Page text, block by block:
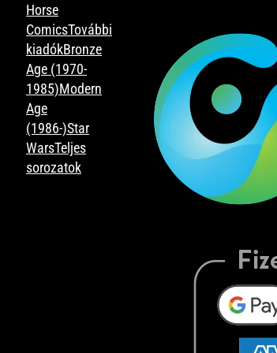
Horse
ComicsTovábbi
kiadókBronze
Age (1970-
1985)Modern
Age
(1986-)Star
WarsTeljes
sorozatok